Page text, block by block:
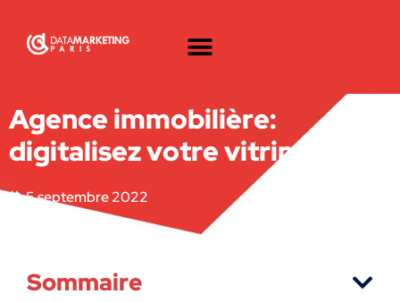
Agence immobilière:
digitalisez votre vitrine!
5 septembre 2022
Sommaire